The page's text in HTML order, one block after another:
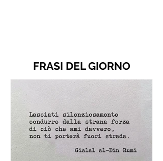
FRASI DEL GIORNO